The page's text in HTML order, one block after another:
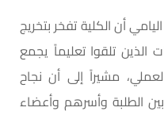
أن الكلية تفخر بتخريج
الذين تلقوا تعليماً يجمع
مشيراً إلى أن نجاح
الطلبة وأسرهم وأعضاء